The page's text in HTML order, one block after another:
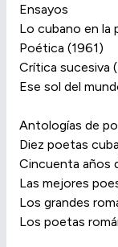
Ensayos
Lo cubano en la
Poética (1961)
Crítica sucesiva
Ese sol del
Antologías de
Diez poetas
Cincuenta años
Las mejores
Los grandes
Los poetas